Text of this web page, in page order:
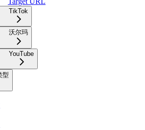
TikTok
沃尔玛
YouTube
型